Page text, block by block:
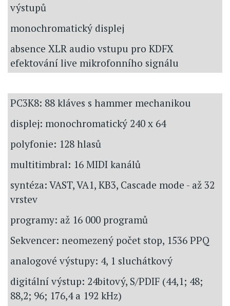
výstupů
monochromatický displej
absence XLR audio vstupu pro KDFX
efektování live mikrofonního signálu
PC3K8: 88 kláves s hammer mechanikou
displej: monochromatický 240 x 64
polyfonie: 128 hlasů
multitimbral: 16 MIDI kanálů
syntéza: VAST, VA1, KB3, Cascade mode - až 32
vrstev
programy: až 16 000 programů
Sekvencer: neomezený počet stop, 1536 PPQ
analogové výstupy: 4, 1 sluchátkový
digitální výstup: 24bitový, S/PDIF (44,1; 48;
88,2; 96; 176,4 a 192 kHz)